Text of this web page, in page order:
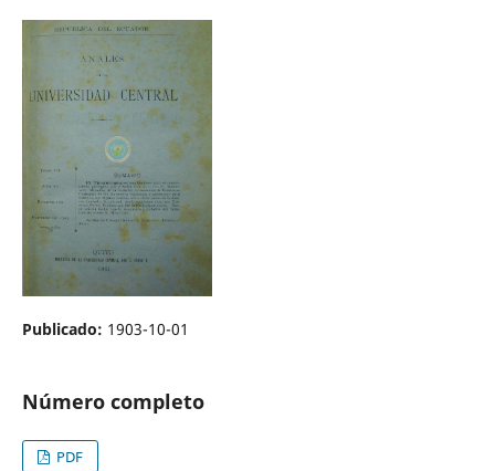
Publicado: 1903-10-01
Número completo
PDF